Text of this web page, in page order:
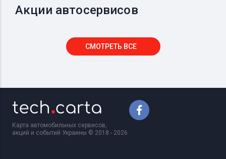
Акции автосервисов
СМОТРЕТЬ ВСЕ
Карта автомобильных сервисов,
акций и событий Украины © 2018 - 2026